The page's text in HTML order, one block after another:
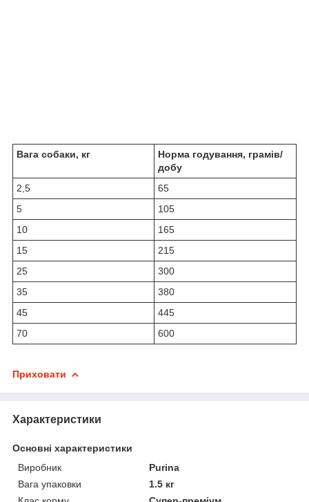
Вага собаки, кг
Норма годування, грамів/
добу
2,5
65
5
105
10
165
15
215
25
300
35
380
45
445
70
600
Приховати
Характеристики
Основні характеристики
Виробник
Purina
Вага упаковки
1.5 кг